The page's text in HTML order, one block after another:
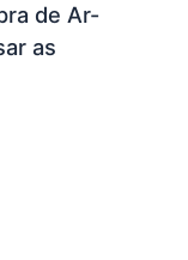
de Ar-
as